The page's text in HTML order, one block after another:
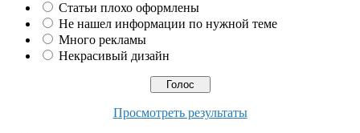
Статьи плохо оформлены
Не нашел информации по нужной теме
Много рекламы
Некрасивый дизайн
Просмотреть результаты